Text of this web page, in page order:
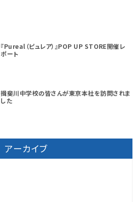
『Pureal（ピュレア）』POP UP STORE開催レ
ポート
揖斐川中学校の皆さんが東京本社を訪問されま
した
アーカイブ